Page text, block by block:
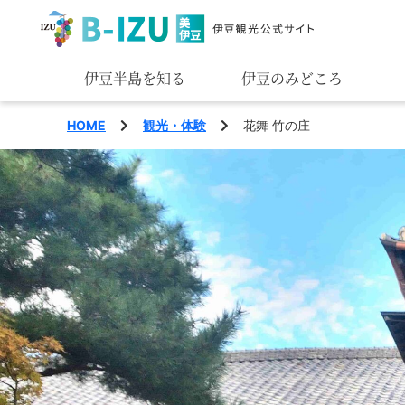
伊豆半島を知る 伊豆のみどころ
みる
HOME 観光・体験 花舞 竹の庄